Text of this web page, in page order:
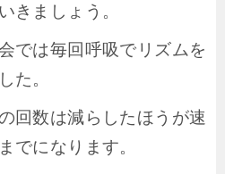
きましょう。
では毎回呼吸でリズムを
た。
回数は減らしたほうが速
でになります。